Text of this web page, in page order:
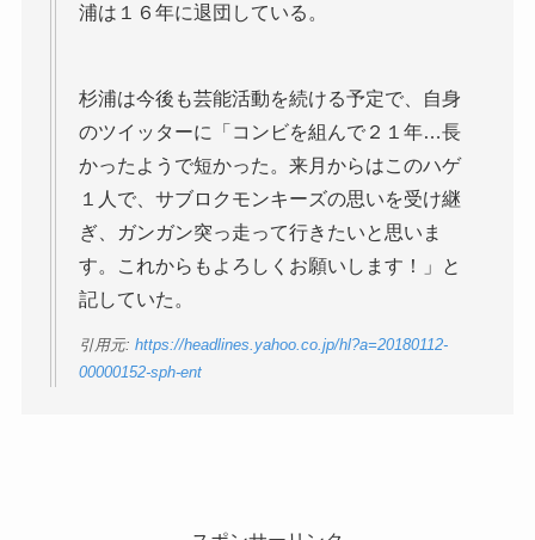
浦は１６年に退団している。
杉浦は今後も芸能活動を続ける予定で、自身
のツイッターに「コンビを組んで２１年…長
かったようで短かった。来月からはこのハゲ
１人で、サブロクモンキーズの思いを受け継
ぎ、ガンガン突っ走って行きたいと思いま
す。これからもよろしくお願いします！」と
記していた。
引用元: https://headlines.yahoo.co.jp/hl?a=20180112-
00000152-sph-ent